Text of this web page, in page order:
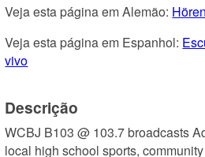
Veja esta página em Alemão:
Veja esta página em Espanhol:
vivo
Descrição
WCBJ B103 @ 103.7 broadcasts
local high school sports,